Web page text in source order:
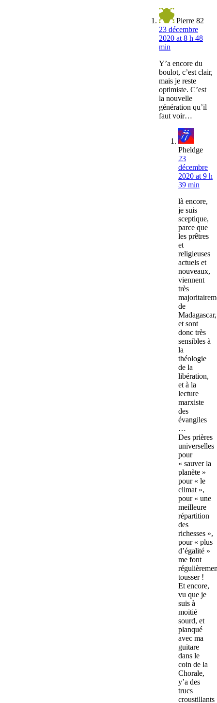
Pierre 82
23 décembre
2020 at 8 h 48
min
Y’a encore du
boulot, c’est clair,
mais je reste
optimiste. C’est
la nouvelle
génération qu’il
faut voir…
Pheldge
23
décembre
2020 at 9 h
39 min
là encore,
je suis
sceptique,
parce que
les prêtres
et
religieuses
actuels et
nouveaux,
viennent
très
de
Madagascar,
et sont
donc très
sensibles à
la
théologie
de la
libération,
et à la
lecture
marxiste
des
évangiles
…
Des prières
universelles
pour
« sauver la
planète »
pour « le
climat »,
pour « une
meilleure
répartition
des
richesses »,
pour « plus
d’égalité »
me font
tousser !
Et encore,
vu que je
suis à
moitié
sourd, et
planqué
avec ma
guitare
dans le
coin de la
Chorale,
y’a des
trucs
croustillants